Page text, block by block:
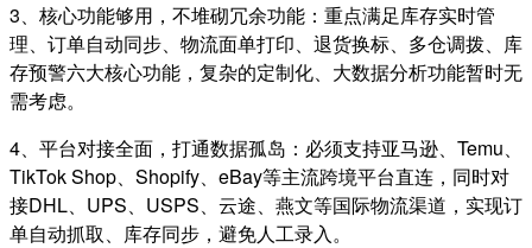
3、核心功能够用，不堆砌冗余功能：重点满足库存实时管
理、订单自动同步、物流面单打印、退货换标、多仓调拨、库
存预警六大核心功能，复杂的定制化、大数据分析功能暂时无
需考虑。
4、平台对接全面，打通数据孤岛：必须支持亚马逊、Temu、
TikTok Shop、Shopify、eBay等主流跨境平台直连，同时对
接DHL、UPS、USPS、云途、燕文等国际物流渠道，实现订
单自动抓取、库存同步，避免人工录入。